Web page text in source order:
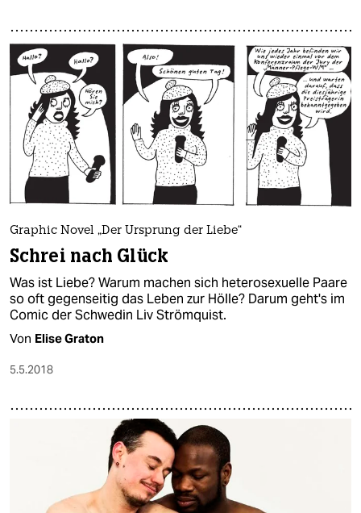
Graphic Novel „Der Ursprung der Liebe“
Schrei nach Glück
Was ist Liebe? Warum machen sich heterosexuelle Paare
so oft gegenseitig das Leben zur Hölle? Darum geht's im
Comic der Schwedin Liv Strömquist.
Von Elise Graton
5.5.2018